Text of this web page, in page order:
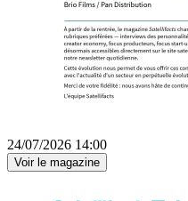
24/07/2026 14:00
Voir le magazine